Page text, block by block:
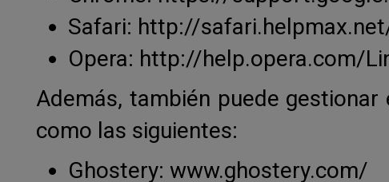
Safari: http://
Opera: http://help.opera.com/
Además, también puede
como las siguientes:
Ghostery: www.ghostery.com/